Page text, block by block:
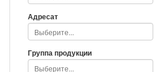
Адресат
Группа продукции